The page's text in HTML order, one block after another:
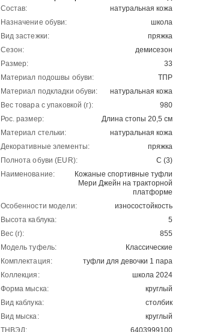
Состав:
натуральная кожа
Назначение обуви:
школа
Вид застежки:
пряжка
Сезон:
демисезон
Размер:
33
Материал подошвы обуви:
ТПР
Материал подкладки обуви:
натуральная кожа
Вес товара с упаковкой (г):
980
Рос. размер:
Длина стопы 20,5 см
Материал стельки:
натуральная кожа
Декоративные элементы:
пряжка
Полнота обуви (EUR):
С (3)
Наименование:
Кожаные спортивные туфли
Мери Джейн на тракторной
платформе
Особенности модели:
износостойкость
Высота каблука:
5
Вес (г):
855
Модель туфель:
Классические
Комплектация:
туфли для девочки 1 пара
Коллекция:
школа 2024
Форма мыска:
круглый
Вид каблука:
столбик
Вид мыска:
круглый
ТНВЭД:
6403999100